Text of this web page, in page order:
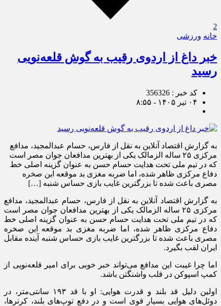
2
خانه ورزشی
خبر داغ از اردوی رقیب به گوش قلعه‌نویی
رسید
کد خبر : 356326
۰۴ تیر ۱۴۰۵ - ۸:۵۵
به گزارش اقتصاد آنلاین به نقل از فارس، حسام عبدالمجید، مدافع
مرکزی ۲۵ ساله الزمالک یکی از بهترین مدافعان جوان مصر است
که در تیم ملی تحت هدایت حسام حسن به عنوان گزینه اصلی خط
دفاع مرکزی ظاهر شده، اما ضربه مغزی بد موقعه این صخره
مصری باعث شده تا بزرگترین غایب بازی حساس شنبه […]
به گزارش اقتصاد آنلاین به نقل از فارس، حسام عبدالمجید، مدافع
مرکزی ۲۵ ساله الزمالک یکی از بهترین مدافعان جوان مصر است
که در تیم ملی تحت هدایت حسام حسن به عنوان گزینه اصلی خط
دفاع مرکزی ظاهر شده، اما ضربه مغزی بد موقعه این صخره
مصری باعث شده تا بزرگترین غایب بازی حساس شنبه آینده مقابل
ایران لقب بگیرد.
اما چرا غیبت این مدافع می‌تواند خبر خوبی برای امیر قلعه‌نویی از
کمپ اسپوکن در قلب واشنگتن باشد.
اولین دلیل قد بلند و قدرت هوایی: او با قد ۱۹۳ سانتی‌متر، در
دوئل‌های هوایی بسیار قوی است و در دفع توپ‌های بلند، کرنرها،